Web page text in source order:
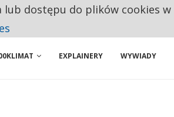
EXPLAINERY WYWIADY
lub dostępu do plików cookies w